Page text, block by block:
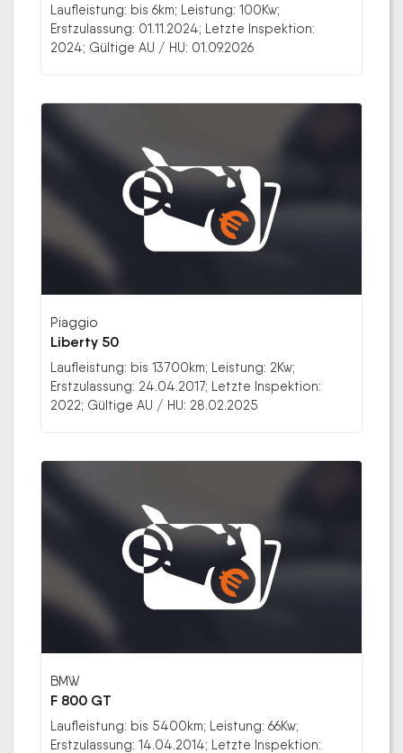
Laufleistung: bis 6km; Leistung: 100Kw;
Erstzulassung: 01.11.2024; Letzte Inspektion:
2024; Gültige AU / HU: 01.09.2026
Piaggio
Liberty 50
Laufleistung: bis 13700km; Leistung: 2Kw;
Erstzulassung: 24.04.2017; Letzte Inspektion:
2022; Gültige AU / HU: 28.02.2025
BMW
F 800 GT
Laufleistung: bis 5400km; Leistung: 66Kw;
Erstzulassung: 14.04.2014; Letzte Inspektion: